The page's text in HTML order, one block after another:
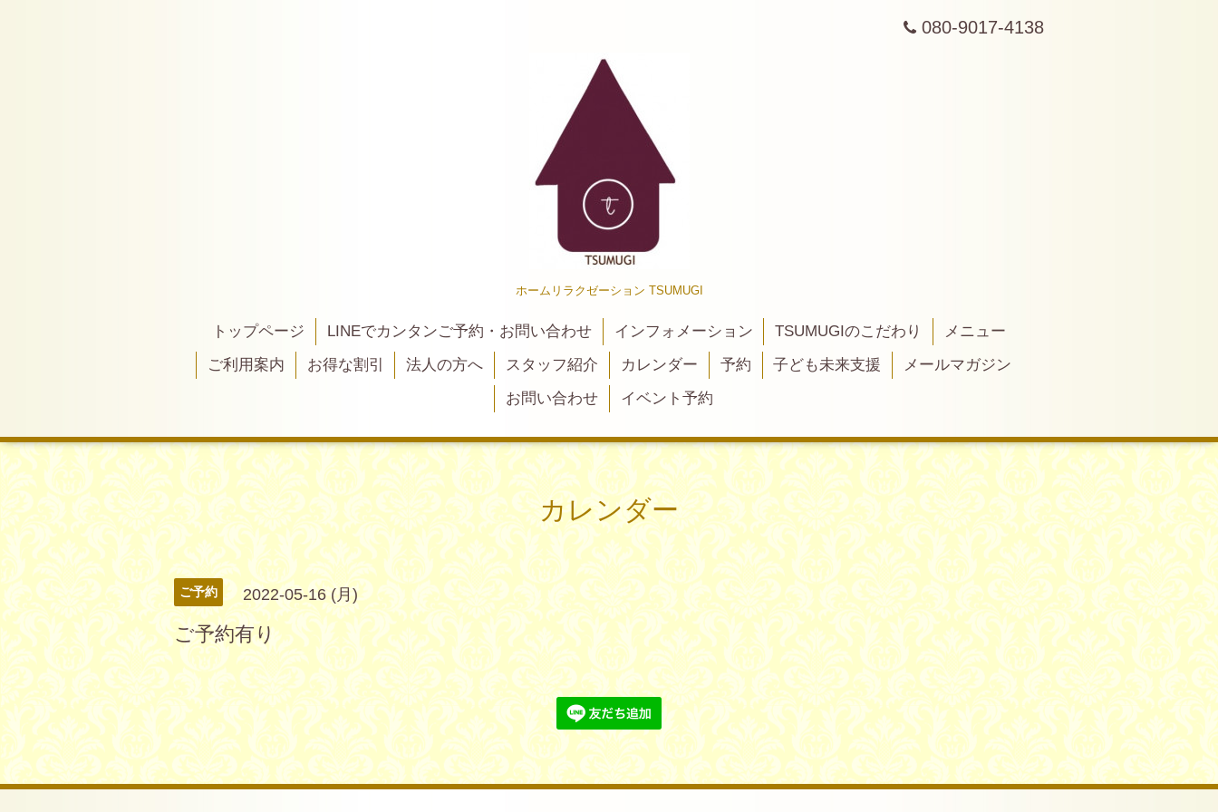
080-9017-4138
ホームリラクゼーション TSUMUGI
トップページ LINEでカンタンご予約・お問い合わせ インフォメーション TSUMUGIのこだわり
メニュー
ご利用案内
お得な割引 法人の方へ スタッフ紹介 カレンダー 予約 子ども未来支援
メールマガジン
お問い合わせ
イベント予約
カレンダー
ご予約 2022-05-16 (月)
ご予約有り